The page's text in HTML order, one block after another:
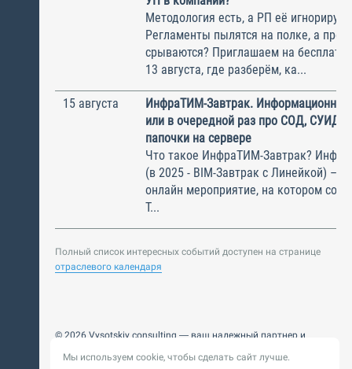
Методология есть, а РП её
Регламенты пылятся на полке, а
срываются? Приглашаем на
13 августа, где разберём, ка...
15 августа
ИнфраТИМ-Завтрак.
или в очередной раз про СОД, СУИД и
папочки на сервере
Что такое ИнфраТИМ-Завтрак?
(в 2025 - BIM-Завтрак с Линейкой) –
онлайн мероприятие, на котором
Т...
Полный список интересных событий доступен на странице
отраслевого календаря
© 2026 Vysotskiy consulting — ваш надежный партнер и
Цифровизация, BIM, ИИ. Внедряем и оптимизируем
Мы используем cookie, чтобы сделать сайт лучше.